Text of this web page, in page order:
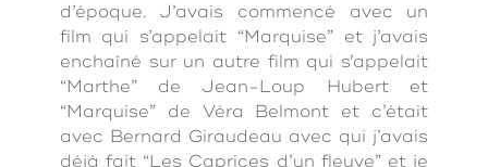
d’époque. J’avais commencé avec un
film qui s’appelait “Marquise” et j’avais
enchaîné sur un autre film qui s’appelait
“Marthe” de Jean-Loup Hubert et
“Marquise” de Véra Belmont et c’était
avec Bernard Giraudeau avec qui j’avais
déjà fait “Les Caprices d’un fleuve” et je